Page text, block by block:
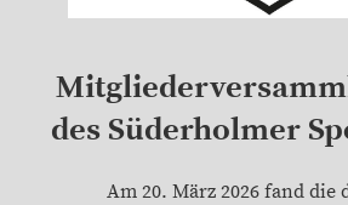
des Süderholmer
Am 20. März 2026 fand die